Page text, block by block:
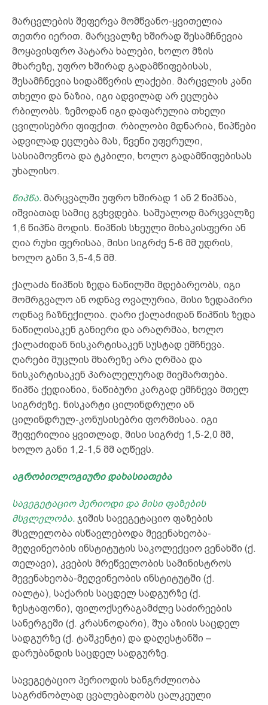
მარცვლების შეფერვა მომწვანო-ყვითელია
თეთრი იერით. მარცვალზე ხშირად შესამჩნევია
მოყავისფრო პატარა ხალები, ხოლო მზის
მხარეზე, უფრო ხშირად გადამწიფებისას,
შესამჩნევია სიდამწვრის ლაქები. მარცვლის კანი
თხელი და ნაზია, იგი ადვილად არ ეცლება
რბილობს. ზემოდან იგი დაფარულია თხელი
ცვილისებრი ფიფქით. რბილობი მდნარია, წიპწები
ადვილად ეცლება მას, წვენი უფერული,
სასიამოვნოა და ტკბილი, ხოლო გადამწიფებისას
უხალისო.
წიპწა. მარცვალში უფრო ხშირად 1 ან 2 წიპწაა,
იშვიათად სამიც გვხვდება. საშუალოდ მარცვალზე
1,6 წიპწა მოდის. წიპწის სხეული მიხაკისფერი ან
ღია რუხი ფერისაა, მისი სიგრძე 5-6 მმ უდრის,
ხოლო განი 3,5-4,5 მმ.
ქალაძა წიპწის ზედა ნაწილში მდებარეობს, იგი
მომრგვალო ან ოდნავ ოვალურია, მისი ზედაპირი
ოდნავ ჩაზნექილია. ღარი ქალაძიდან წიპწის ზედა
ნაწილისაკენ განიერი და არაღრმაა, ხოლო
ქალაძიდან ნისკარტისაკენ სუსტად ემჩნევა.
ღარები მუცლის მხარეზე არა ღრმაა და
ნისკარტისაკენ პარალელურად მიემართება.
წიპწა ქედიანია, ნაწიბური კარგად ემჩნევა მთელ
სიგრძეზე. ნისკარტი ცილინდრული ან
ცილინდრულ-კონუსისებრი ფორმისაა. იგი
შეფერილია ყვითლად, მისი სიგრძე 1,5-2,0 მმ,
ხოლო განი 1,2-1,5 მმ აღწევს.
აგრობიოლოგიური დახასიათება
სავეგეტაციო პერიოდი და მისი ფაზების
მსვლელობა. ჯიშის სავეგეტაციო ფაზების
მსვლელობა ისწავლებოდა მევენახეობა-
მეღვინეობის ინსტიტუტის საკოლექციო ვენახში (ქ.
თელავი), კვების მრეწველობის სამინისტროს
მევენახეობა-მეღვინეობის ინსტიტუტში (ქ.
იალტა), საქარის საცდელ სადგურზე (ქ.
ზესტაფონი), ფილოქსერაგამძლე საძირეების
სანერგეში (ქ. კრასნოდარი), შუა აზიის საცდელ
სადგურზე (ქ. ტაშკენტი) და დაღესტანში –
დარუბანდის საცდელ სადგურზე.
სავეგეტაციო პერიოდის ხანგრძლიობა
საგრძნობლად ცვალებადობს ცალკეული